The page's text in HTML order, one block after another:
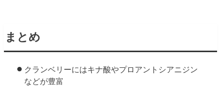
まとめ
クランベリーにはキナ酸やプロアントシアニジン
などが豊富